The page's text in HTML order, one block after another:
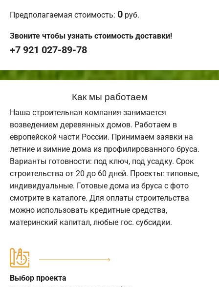
Предполагаемая стоимость: 0 руб.
Звоните чтобы узнать стоимость доставки!
+7 921 027-89-78
Как мы работаем
Наша строительная компания занимается
возведением деревянных домов. Работаем в
европейской части России. Принимаем заявки на
летние и зимние дома из профилированного бруса.
Варианты готовности: под ключ, под усадку. Срок
строительства от 20 до 60 дней. Проекты: типовые,
индивидуальные. Готовые дома из бруса с фото
смотрите в каталоге. Для оплаты строительства
можно использовать кредитные средства,
материнский капитал, любые гос. субсидии.
Выбор проекта